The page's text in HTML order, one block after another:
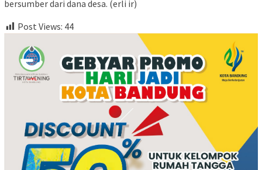
bersumber dari dana desa. (erli ir)
Post Views: 44